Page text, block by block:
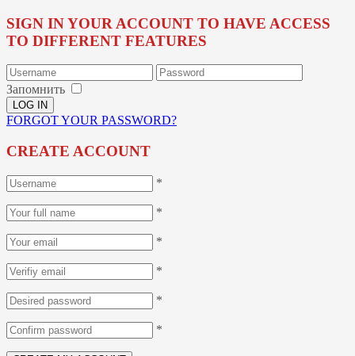
SIGN IN YOUR ACCOUNT TO HAVE ACCESS
TO DIFFERENT FEATURES
Запомнить
FORGOT YOUR PASSWORD?
CREATE ACCOUNT
*
*
*
*
*
*